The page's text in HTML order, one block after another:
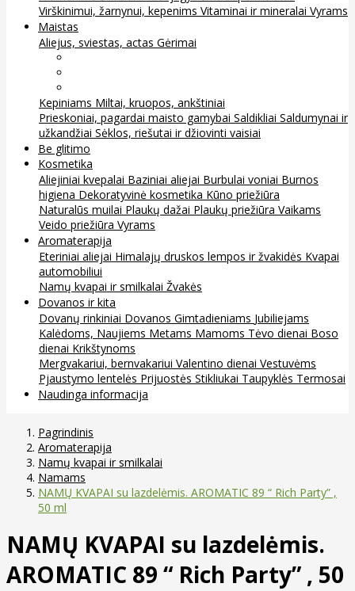
Virškinimui, žarnynui, kepenims Vitaminai ir mineralai Vyrams
Maistas
Aliejus, sviestas, actas Gėrimai
Kepiniams Miltai, kruopos, ankštiniai
Prieskoniai, pagardai maisto gamybai Saldikliai Saldumynai ir
užkandžiai Sėklos, riešutai ir džiovinti vaisiai
Be glitimo
Kosmetika
Aliejiniai kvepalai Baziniai aliejai Burbulai voniai Burnos
higiena Dekoratyvinė kosmetika Kūno priežiūra
Naturalūs muilai Plaukų dažai Plaukų priežiūra Vaikams
Veido priežiūra Vyrams
Aromaterapija
Eteriniai aliejai Himalajų druskos lempos ir žvakidės Kvapai
automobiliui
Namų kvapai ir smilkalai Žvakės
Dovanos ir kita
Dovanų rinkiniai Dovanos Gimtadieniams Jubiliejams
Kalėdoms, Naujiems Metams Mamoms Tėvo dienai Boso
dienai Krikštynoms
Mergvakariui, bernvakariui Valentino dienai Vestuvėms
Pjaustymo lentelės Prijuostės Stikliukai Taupyklės Termosai
Naudinga informacija
Pagrindinis
Aromaterapija
Namų kvapai ir smilkalai
Namams
NAMŲ KVAPAI su lazdelėmis. AROMATIC 89 “ Rich Party” ,
50 ml
NAMŲ KVAPAI su lazdelėmis.
AROMATIC 89 “ Rich Party” , 50